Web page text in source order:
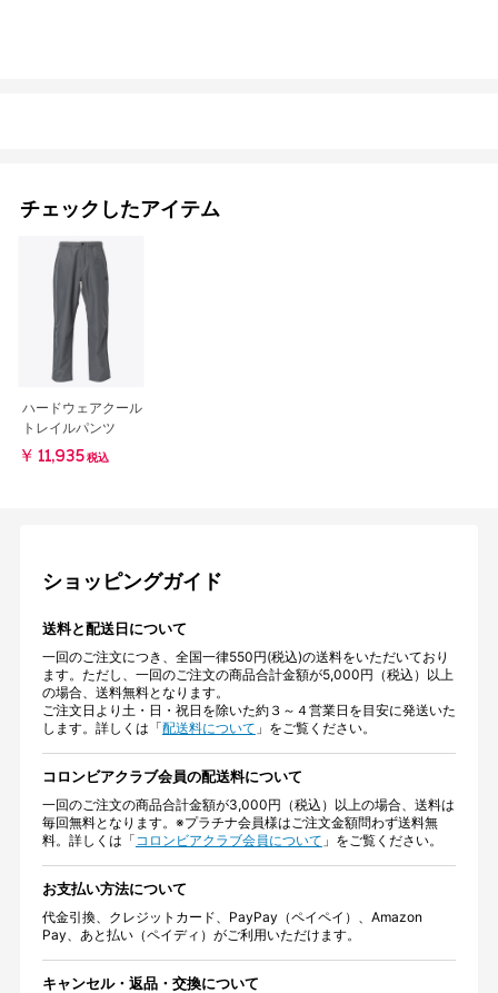
チェックしたアイテム
ハードウェアクール
トレイルパンツ
￥11,935 税込
ショッピングガイド
送料と配送日について
一回のご注文につき、全国一律550円(税込)の送料をいただいており
ます。ただし、一回のご注文の商品合計金額が5,000円（税込）以上
の場合、送料無料となります。
ご注文日より土・日・祝日を除いた約３～４営業日を目安に発送いた
します。詳しくは「配送料について 」をご覧ください。
コロンビアクラブ会員の配送料について
一回のご注文の商品合計金額が3,000円（税込）以上の場合、送料は
毎回無料となります。※プラチナ会員様はご注文金額問わず送料無
料。詳しくは「コロンビアクラブ会員について 」をご覧ください。
お支払い方法について
代金引換、クレジットカード、PayPay（ペイペイ）、Amazon
Pay、あと払い（ペイディ）がご利用いただけます。
キャンセル・返品・交換について